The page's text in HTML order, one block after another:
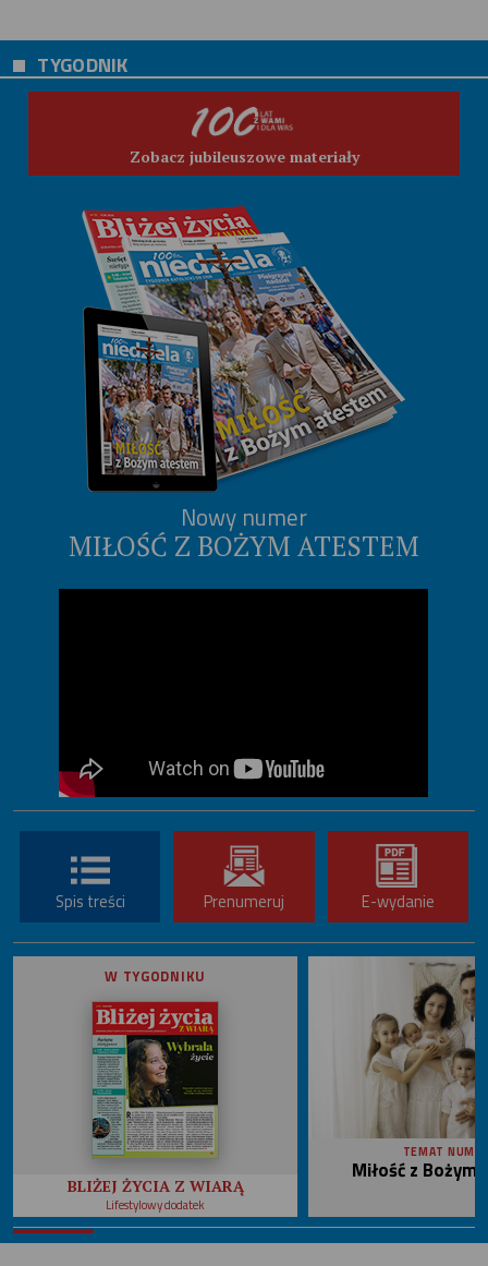
TYGODNIK
Zobacz jubileuszowe materiały
Nowy numer
MIŁOŚĆ Z BOŻYM ATESTEM
Spis treści Prenumeruj E-wydanie
W TYGODNIKU
BLIŻEJ ŻYCIA Z WIARĄ
Lifestylowy dodatek
TEMAT
Miłość z